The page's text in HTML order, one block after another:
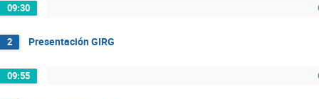
09:30
2 Presentación GIRG
09:55